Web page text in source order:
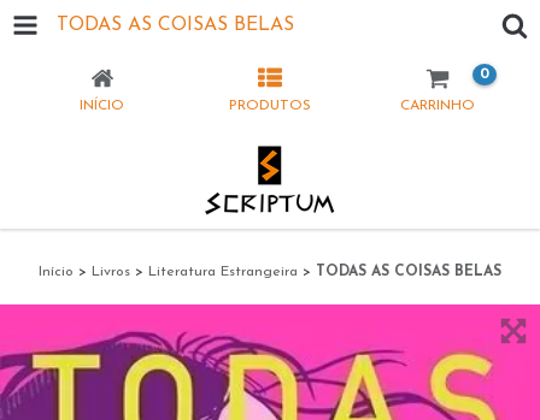
TODAS AS COISAS BELAS
INÍCIO PRODUTOS CARRINHO
0
Início > Livros > Literatura Estrangeira > TODAS AS COISAS BELAS